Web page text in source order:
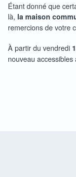
Étant donné que
là, la maison
remercions de votre
À partir du vendredi
nouveau accessibles